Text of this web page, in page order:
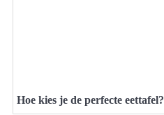
Hoe kies je de perfecte eettafel?